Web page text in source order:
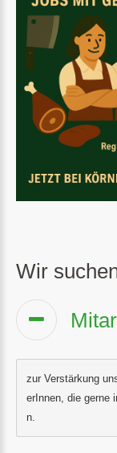
Wir
zur Verstärkung
erInnen, die gerne
n.